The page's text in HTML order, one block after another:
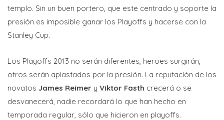
templo. Sin un buen portero, que este centrado y soporte la
presión es imposible ganar los Playoffs y hacerse con la
Stanley Cup.
Los Playoffs 2013 no serán diferentes, heroes surgirán,
otros serán aplastados por la presión. La reputación de los
novatos James Reimer y Viktor Fasth crecerá o se
desvanecerá, nadie recordará lo que han hecho en
temporada regular, sólo que hicieron en playoffs.